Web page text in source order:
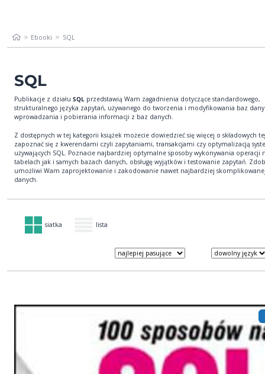
Ebooki SQL
SQL
Publikacje z działu SQL przedstawią Wam zagadnienia dotyczące standardowego,
strukturalnego języka zapytań, używanego do tworzenia i modyfikowania baz
wprowadzania i pobierania informacji z baz danych.
Z dostępnych w tej kategorii książek możecie dowiedzieć się więcej o składowych
zapoznać się z kwerendami czyli zapytaniami, transakcjami czy optymalizacją
używających SQL. Poznacie najbardziej optymalne sposoby wykonywania operacji
tabelach jak i samych bazach danych, obsługę wyjątków i testowanie zapytań.
umożliwi Wam zaprojektowanie i zakodowanie nawet najbardziej
danych.
siatka lista